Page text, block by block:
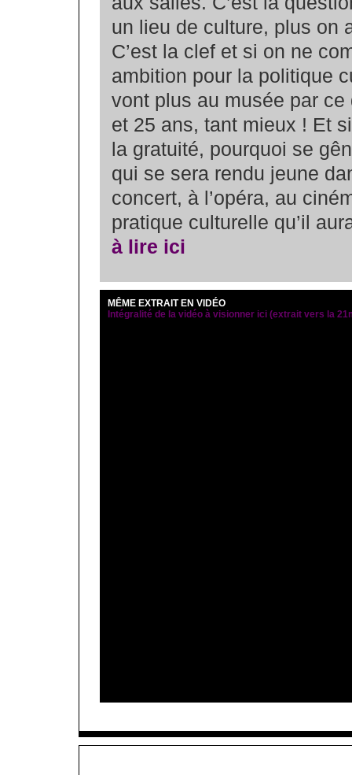
un lieu de culture, plus on
C’est la clef et si on ne
ambition pour la politique
vont plus au musée par ce
et 25 ans, tant mieux ! Et
la gratuité, pourquoi se
qui se sera rendu jeune
concert, à l’opéra, au
pratique culturelle qu’il
à lire ici
MÊME EXTRAIT EN VIDÉO
Intégralité de la vidéo à visionner ici (extrait vers la